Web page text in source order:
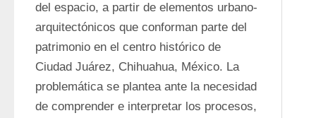
del espacio, a partir de elementos urbano-
arquitectónicos que conforman parte del
patrimonio en el centro histórico de
Ciudad Juárez, Chihuahua, México. La
problemática se plantea ante la necesidad
de comprender e interpretar los procesos,